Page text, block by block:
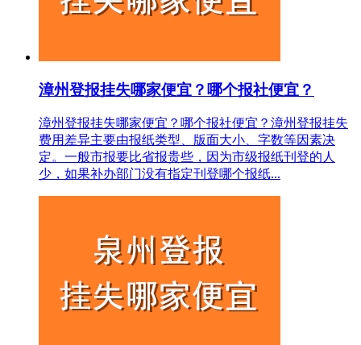
漳州登报挂失哪家便宜？哪个报社便宜？
漳州登报挂失哪家便宜？哪个报社便宜？漳州登报挂失
费用差异主要由报纸类型、版面大小、字数等因素决
定。一般市报要比省报贵些，因为市级报纸刊登的人
少，如果补办部门没有指定刊登哪个报纸...